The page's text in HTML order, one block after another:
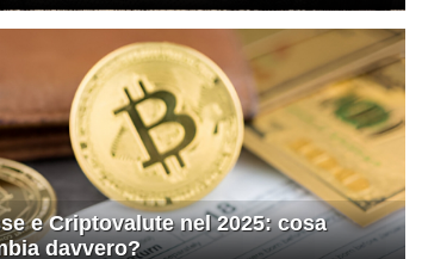
e Criptovalute nel 2025: cosa
davvero?